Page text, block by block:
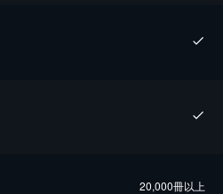
20,000冊以上